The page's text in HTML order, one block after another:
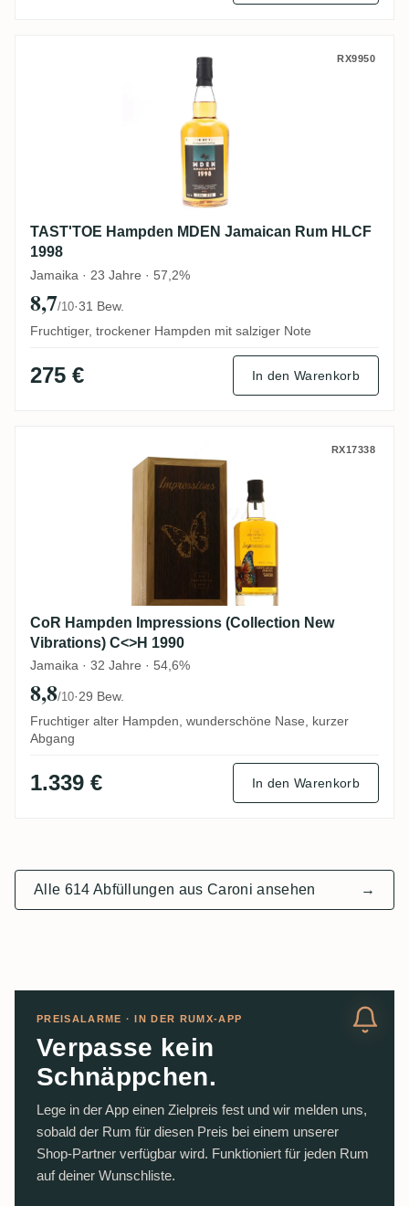
TAST'TOE Hampden MDEN Jamaican
RX9950
TAST'TOE Hampden MDEN Jamaican Rum HLCF
1998
Jamaika · 23 Jahre · 57,2%
8,7/10·31 Bew.
Fruchtiger, trockener Hampden mit salziger Note
275 € In den Warenkorb
CoR Hampden Impressions (Collection
RX17338
CoR Hampden Impressions (Collection New
Vibrations) C<>H 1990
Jamaika · 32 Jahre · 54,6%
8,8/10·29 Bew.
Fruchtiger alter Hampden, wunderschöne Nase, kurzer
Abgang
1.339 € In den Warenkorb
Alle 614 Abfüllungen aus Caroni ansehen →
PREISALARME · IN DER RUMX-APP
Verpasse kein
Schnäppchen.
Lege in der App einen Zielpreis fest und wir melden uns,
sobald der Rum für diesen Preis bei einem unserer
Shop-Partner verfügbar wird. Funktioniert für jeden Rum
auf deiner Wunschliste.